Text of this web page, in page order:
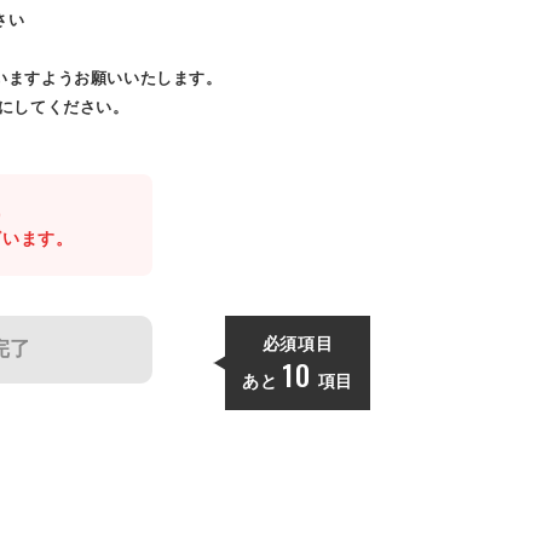
い
すようお願いいたします。
してください。
ます。
了 必須項目
あと 10 項目